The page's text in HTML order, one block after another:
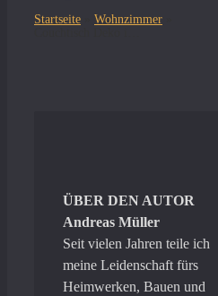
Startseite Wohnzimmer
ÜBER DEN AUTOR
Andreas Müller
Seit vielen Jahren teile ich
meine Leidenschaft fürs
Heimwerken, Bauen und